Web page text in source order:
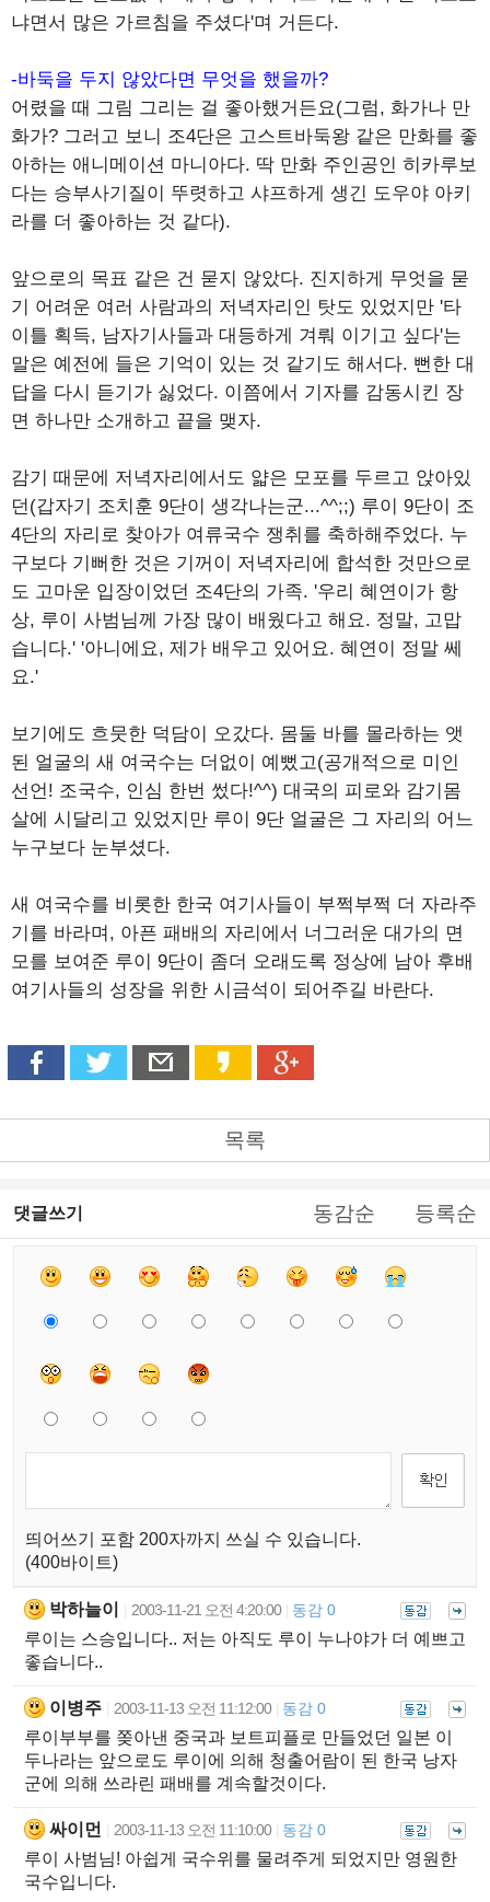
냐면서 많은 가르침을 주셨다'며 거든다.
-바둑을 두지 않았다면 무엇을 했을까?
어렸을 때 그림 그리는 걸 좋아했거든요(그럼, 화가나 만
화가? 그러고 보니 조4단은 고스트바둑왕 같은 만화를 좋
아하는 애니메이션 마니아다. 딱 만화 주인공인 히카루보
다는 승부사기질이 뚜렷하고 샤프하게 생긴 도우야 아키
라를 더 좋아하는 것 같다).
앞으로의 목표 같은 건 묻지 않았다. 진지하게 무엇을 묻
기 어려운 여러 사람과의 저녁자리인 탓도 있었지만 '타
이틀 획득, 남자기사들과 대등하게 겨뤄 이기고 싶다'는
말은 예전에 들은 기억이 있는 것 같기도 해서다. 뻔한 대
답을 다시 듣기가 싫었다. 이쯤에서 기자를 감동시킨 장
면 하나만 소개하고 끝을 맺자.
감기 때문에 저녁자리에서도 얇은 모포를 두르고 앉아있
던(갑자기 조치훈 9단이 생각나는군...^^;;) 루이 9단이 조
4단의 자리로 찾아가 여류국수 쟁취를 축하해주었다. 누
구보다 기뻐한 것은 기꺼이 저녁자리에 합석한 것만으로
도 고마운 입장이었던 조4단의 가족. '우리 혜연이가 항
상, 루이 사범님께 가장 많이 배웠다고 해요. 정말, 고맙
습니다.' '아니에요, 제가 배우고 있어요. 혜연이 정말 쎄
요.'
보기에도 흐뭇한 덕담이 오갔다. 몸둘 바를 몰라하는 앳
된 얼굴의 새 여국수는 더없이 예뻤고(공개적으로 미인
선언! 조국수, 인심 한번 썼다!^^) 대국의 피로와 감기몸
살에 시달리고 있었지만 루이 9단 얼굴은 그 자리의 어느
누구보다 눈부셨다.
새 여국수를 비롯한 한국 여기사들이 부쩍부쩍 더 자라주
기를 바라며, 아픈 패배의 자리에서 너그러운 대가의 면
모를 보여준 루이 9단이 좀더 오래도록 정상에 남아 후배
여기사들의 성장을 위한 시금석이 되어주길 바란다.
목록
댓글쓰기 동감순 등록순
띄어쓰기 포함 200자까지 쓰실 수 있습니다.
(400바이트)
박하늘이 2003-11-21 오전 4:20:00 동감 0
루이는 스승입니다.. 저는 아직도 루이 누나야가 더 예쁘고
좋습니다..
이병주 2003-11-13 오전 11:12:00 동감 0
루이부부를 쫒아낸 중국과 보트피플로 만들었던 일본 이
두나라는 앞으로도 루이에 의해 청출어람이 된 한국 낭자
군에 의해 쓰라린 패배를 계속할것이다.
싸이먼 2003-11-13 오전 11:10:00 동감 0
루이 사범님! 아쉽게 국수위를 물려주게 되었지만 영원한
국수입니다.